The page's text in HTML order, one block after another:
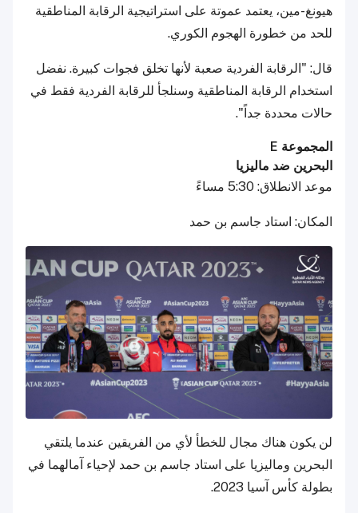
هيونغ-مين، يعتمد عموتة على استراتيجية الرقابة المناطقية
للحد من خطورة الهجوم الكوري.
قال: "الرقابة الفردية صعبة لأنها تخلق فجوات كبيرة. نفضل
استخدام الرقابة المناطقية وسنلجأ للرقابة الفردية فقط في
حالات محددة جداً".
المجموعة E
البحرين ضد ماليزيا
موعد الانطلاق: 5:30 مساءً
المكان: استاد جاسم بن حمد
لن يكون هناك مجال للخطأ لأي من الفريقين عندما يلتقي
البحرين وماليزيا على استاد جاسم بن حمد لإحياء آمالهما في
بطولة كأس آسيا 2023.